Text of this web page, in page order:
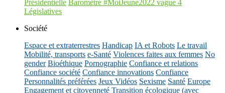
Présidentielle Baromètre #MoiJeune2022 vague 4
Législatives
Société
Espace et extraterrestres Handicap IA et Robots Le travail
Mobilité, transports e-Santé Violences faites aux femmes No
gender Bioéthique Pornographie Confiance et relations
Confiance société Confiance innovations Confiance
Personnalités préférées Jeux Vidéos Sexisme Santé Europe
Engagement et citoyenneté Transition écologique (avec